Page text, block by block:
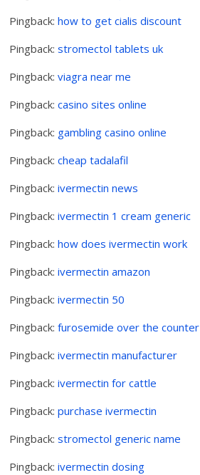
Pingback:how to get cialis discount
Pingback:stromectol tablets uk
Pingback:viagra near me
Pingback:casino sites online
Pingback: gambling casino online
Pingback:cheap tadalafil
Pingback:ivermectin news
Pingback:ivermectin 1 cream generic
Pingback:how does ivermectin work
Pingback:ivermectin amazon
Pingback:ivermectin 50
Pingback:furosemide over the counter
Pingback:ivermectin manufacturer
Pingback:ivermectin for cattle
Pingback:purchase ivermectin
Pingback:stromectol generic name
Pingback:ivermectin dosing